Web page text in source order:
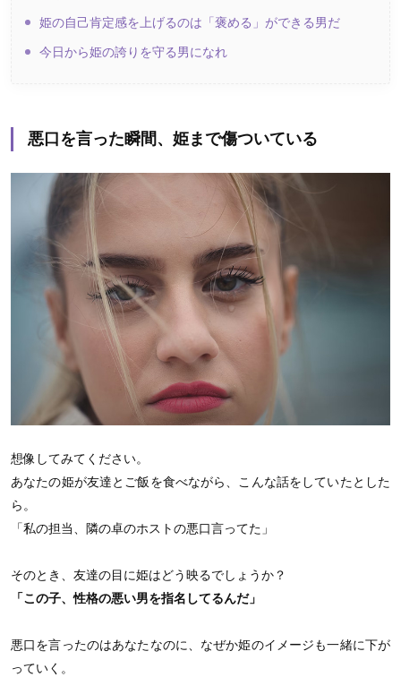
姫の自己肯定感を上げるのは「褒める」ができる男だ
今日から姫の誇りを守る男になれ
悪口を言った瞬間、姫まで傷ついている
想像してみてください。
あなたの姫が友達とご飯を食べながら、こんな話をしていたとした
ら。
「私の担当、隣の卓のホストの悪口言ってた」
そのとき、友達の目に姫はどう映るでしょうか？
「この子、性格の悪い男を指名してるんだ」
悪口を言ったのはあなたなのに、なぜか姫のイメージも一緒に下が
っていく。